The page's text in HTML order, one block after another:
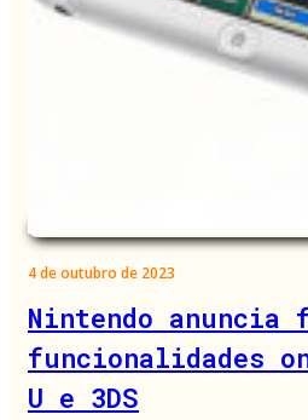
4 de outubro de 2023
Nintendo anuncia
funcionalidades
U e 3DS